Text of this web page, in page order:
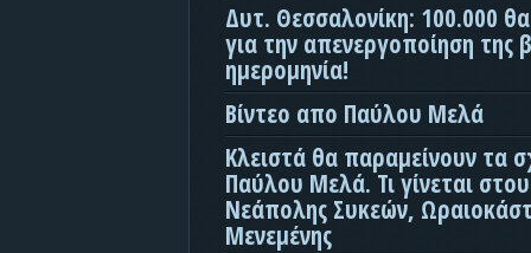
Δυτ. Θεσσαλονίκη: 100.000
για την απενεργοποίηση της
ημερομηνία!
Βίντεο απο Παύλου Μελά
Κλειστά θα παραμείνουν τα
Παύλου Μελά. Τι γίνεται
Νεάπολης Συκεών,
Μενεμένης